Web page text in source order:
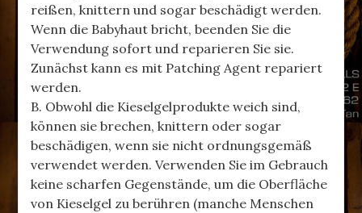
reißen, knittern und sogar beschädigt werden.
Wenn die Babyhaut bricht, beenden Sie die
Verwendung sofort und reparieren Sie sie.
Zunächst kann es mit Patching Agent repariert
werden.
B. Obwohl die Kieselgelprodukte weich sind,
können sie brechen, knittern oder sogar
beschädigen, wenn sie nicht ordnungsgemäß
verwendet werden. Verwenden Sie im Gebrauch
keine scharfen Gegenstände, um die Oberfläche
von Kieselgel zu berühren (manche Menschen